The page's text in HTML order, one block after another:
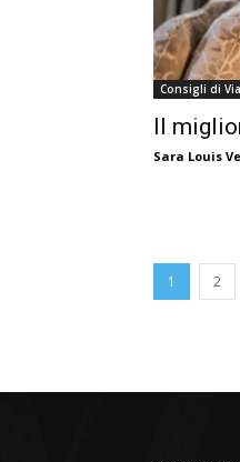
Consigli di
Il
Sara Louis
1 2